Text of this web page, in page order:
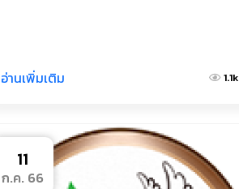
อ่านเพิ่มเติม 1.1k
11
ก.ค. 66